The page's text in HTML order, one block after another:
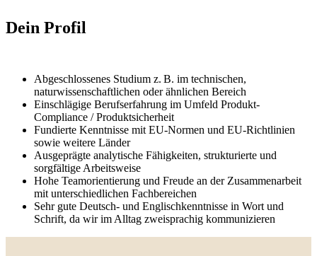
Dein Profil
Abgeschlossenes Studium z. B. im technischen,
naturwissenschaftlichen oder ähnlichen Bereich
Einschlägige Berufserfahrung im Umfeld Produkt-
Compliance / Produktsicherheit
Fundierte Kenntnisse mit EU-Normen und EU-Richtlinien
sowie weitere Länder
Ausgeprägte analytische Fähigkeiten, strukturierte und
sorgfältige Arbeitsweise
Hohe Teamorientierung und Freude an der Zusammenarbeit
mit unterschiedlichen Fachbereichen
Sehr gute Deutsch- und Englischkenntnisse in Wort und
Schrift, da wir im Alltag zweisprachig kommunizieren